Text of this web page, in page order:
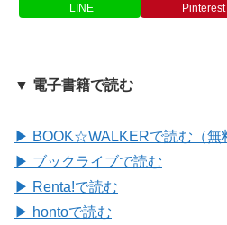
LINE Pinterest
▼ 電子書籍で読む
▶ BOOK☆WALKERで読む（無
▶ ブックライブで読む
▶ Renta!で読む
▶ hontoで読む